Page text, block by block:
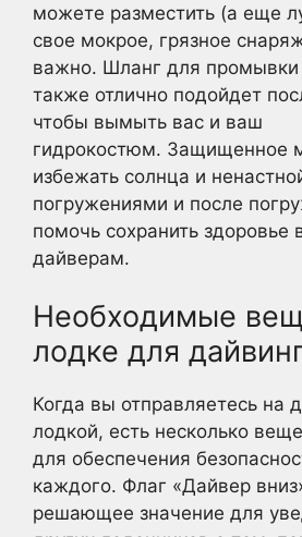
можете разместить (а еще
свое мокрое, грязное
важно. Шланг для промывки
также отлично подойдет
чтобы вымыть вас и ваш
гидрокостюм. Защищенное
избежать солнца и
погружениями и после
помочь сохранить здоровье
дайверам.
Необходимые
лодке для
Когда вы отправляетесь на
лодкой, есть несколько
для обеспечения
каждого. Флаг «Дайвер
решающее значение для